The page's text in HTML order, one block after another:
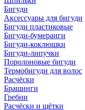
Бигуди
Аксессуары для бигуди
Бигуди пластиковые
Бигуди-бумеранги
Бигуди-коклюшки
Бигуди-липучки
Поролоновые бигуди
Термобигуди для волос
Расчёски
Брашинги
Гребни
Расчёски и щётки